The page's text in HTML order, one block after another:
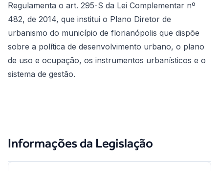
Regulamenta o art. 295-S da Lei Complementar nº
482, de 2014, que institui o Plano Diretor de
urbanismo do município de florianópolis que dispõe
sobre a política de desenvolvimento urbano, o plano
de uso e ocupação, os instrumentos urbanísticos e o
sistema de gestão.
Informações da Legislação